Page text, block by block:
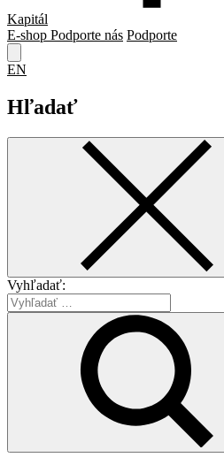
Kapitál
E-shop Podporte nás Podporte
EN
Hľadať
Vyhľadať: